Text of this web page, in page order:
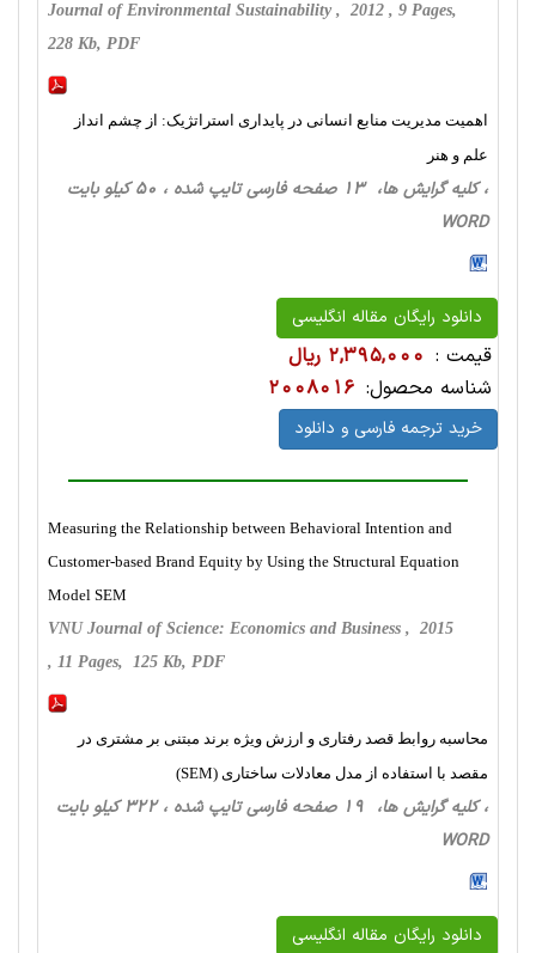
Journal of Environmental Sustainability , 2012 , 9 Pages,
228 Kb, PDF
اهمیت مدیریت منابع انسانی در پایداری استراتژیک: از چشم انداز
علم و هنر
، کلیه گرایش ها، 13 صفحه فارسی تایپ شده ، 50 کیلو بایت
WORD
دانلود رایگان مقاله انگلیسی
قیمت : 2,395,000 ریال
شناسه محصول: 2008016
خرید ترجمه فارسی و دانلود
Measuring the Relationship between Behavioral Intention and
Customer-based Brand Equity by Using the Structural Equation
Model SEM
VNU Journal of Science: Economics and Business , 2015
, 11 Pages, 125 Kb, PDF
محاسبه روابط قصد رفتاری و ارزش ویژه برند مبتنی بر مشتری در
مقصد با استفاده از مدل معادلات ساختاری (SEM)
، کلیه گرایش ها، 19 صفحه فارسی تایپ شده ، 322 کیلو بایت
WORD
دانلود رایگان مقاله انگلیسی